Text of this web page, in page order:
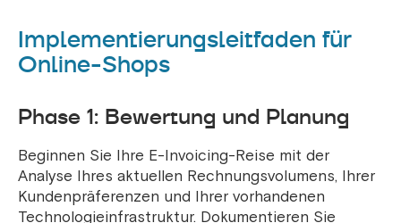
Implementierungsleitfaden für
Online-Shops
Phase 1: Bewertung und Planung
Beginnen Sie Ihre E-Invoicing-Reise mit der
Analyse Ihres aktuellen Rechnungsvolumens, Ihrer
Kundenpräferenzen und Ihrer vorhandenen
Technologieinfrastruktur. Dokumentieren Sie